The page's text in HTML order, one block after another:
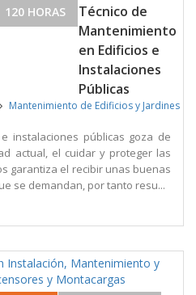
120 HORAS
Técnico de
Mantenimiento
en Edificios e
Instalaciones
Públicas
Mantenimiento de Edificios y Jardines
instalaciones públicas goza de
actual, el cuidar y proteger las
garantiza el recibir unas buenas
se demandan, por tanto resu...